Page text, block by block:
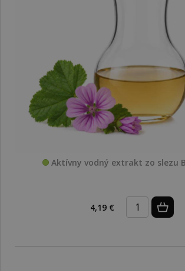
Aktívny vodný extrakt zo slezu
4,19 €